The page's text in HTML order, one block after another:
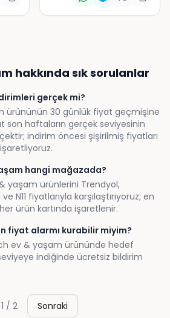
hakkında sık sorulanlar
gerçek mi?
ürününün 30 günlük fiyat geçmişine
son haftaların gerçek seviyesinin
indirim öncesi şişirilmiş fiyatları
hangi mağazada?
yaşam ürünlerini Trendyol,
N11 fiyatlarıyla karşılaştırıyoruz; en
ürün kartında işaretlenir.
fiyat alarmı kurabilir miyim?
ev & yaşam ürününde hedef
indiğinde ücretsiz bildirim
1 / 2 Sonraki